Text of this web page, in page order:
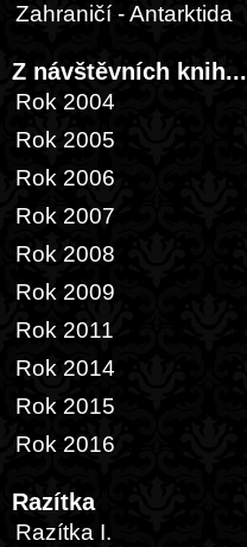
Zahraničí - Antarktida
Z návštěvních knih...
Rok 2004
Rok 2005
Rok 2006
Rok 2007
Rok 2008
Rok 2009
Rok 2011
Rok 2014
Rok 2015
Rok 2016
Razítka
Razítka I.